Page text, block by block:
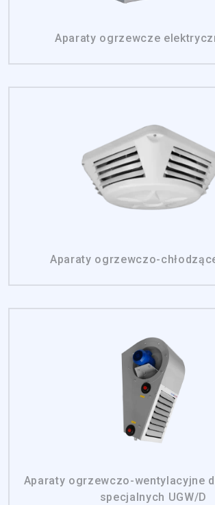
Aparaty ogrzewcze
Aparaty ogrzewczo-
Aparaty ogrzewczo-wentylacyjne
specjalnych UGW/D